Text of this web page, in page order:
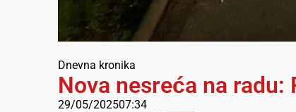
Dnevna kronika
Nova nesreća na
29/05/202507:34